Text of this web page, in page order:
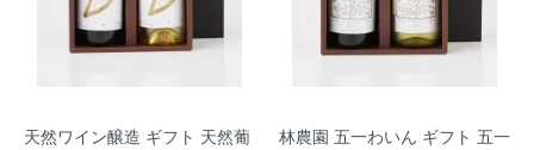
天然ワイン醸造 ギフト 天然葡
林農園 五一わいん ギフト 五一